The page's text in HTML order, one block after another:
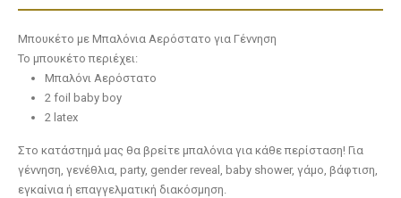
Λούτρινο Γαλάζιο 35εκ (€25.00)
Λούτρινο Ροζ 35εκ(€25.00)
Λούτρινο Μπεζ 35εκ
Λούτρινο Κόκκινο 35εκ (€25.00)
Μπουκέτο με Μπαλόνια Αερόστατο για Γέννηση
Το μπουκέτο περιέχει:
Μπαλόνι Αερόστατο
2 foil baby boy
2 latex
Στο κατάστημά μας θα βρείτε μπαλόνια για κάθε περίσταση! Για
γέννηση, γενέθλια, party, gender reveal, baby shower, γάμο, βάφτιση,
εγκαίνια ή επαγγελματική διακόσμηση.